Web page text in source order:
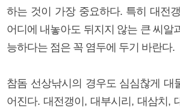
하는 것이 가장 중요하다. 특히 대전
어디에 내놓아도 뒤지지 않는 큰 씨알
능하다는 점은 꼭 염두에 두기 바란다.
참돔 선상낚시의 경우도 심심찮게 대
어진다. 대전갱이, 대부시리, 대삼치,